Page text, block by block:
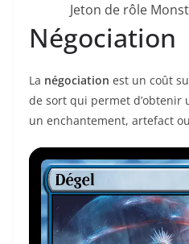
Jeton de rôle
Négociation
La négociation est un coût
de sort qui permet d’obtenir
un enchantement, artefact